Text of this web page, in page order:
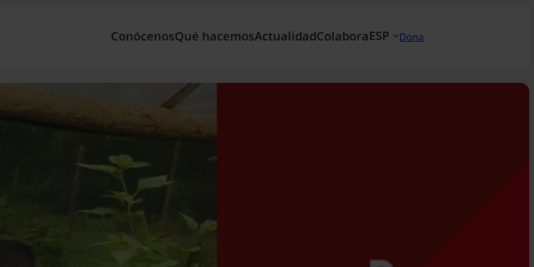
ConócenosQué hacemosActualidadColaboraESP Dona